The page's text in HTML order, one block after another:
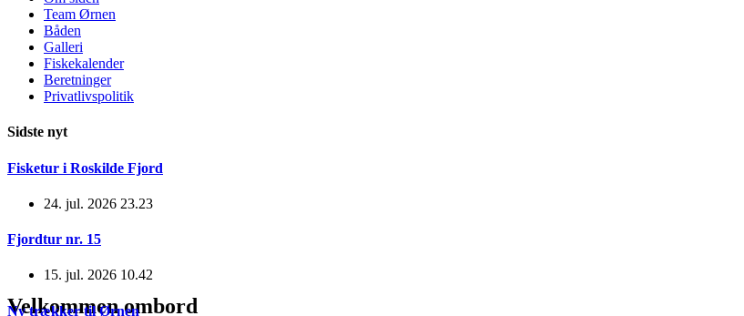
Velkommen ombord
Team Ørnen
Båden
Galleri
Fiskekalender
Beretninger
Privatlivspolitik
Sidste nyt
Fisketur i Roskilde Fjord
24. jul. 2026 23.23
Fjordtur nr. 15
15. jul. 2026 10.42
Ny trækker til Ørnen